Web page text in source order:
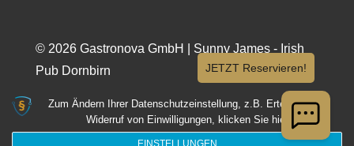
© 2026 Gastronova GmbH | Sunny James - Irish
Pub Dornbirn
Zum Ändern Ihrer Datenschutzeinstellung, z.B. Erteilung oder
Widerruf von Einwilligungen, klicken Sie hier:
EINSTELLUNGEN